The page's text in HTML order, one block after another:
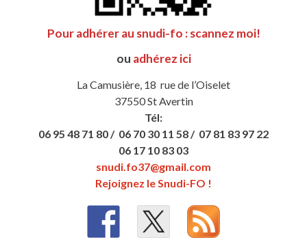
Pour adhérer au snudi-fo : scannez moi!
ou adhérez ici
La Camusière, 18 rue de l’Oiselet
37550 St Avertin
Tél:
06 95 48 71 80 / 06 70 30 11 58 / 07 81 83 97 22
06 17 10 83 03
snudi.fo37@gmail.com
Rejoignez le Snudi-FO !